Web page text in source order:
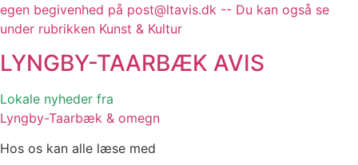
egen begivenhed på post@ltavis.dk -- Du kan også se
under rubrikken Kunst & Kultur
LYNGBY-TAARBÆK AVIS
Lokale nyheder fra
Lyngby-Taarbæk & omegn
Hos os kan alle læse med